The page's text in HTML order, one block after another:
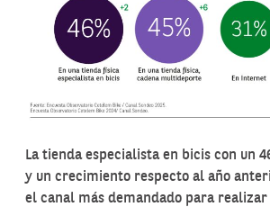
La tienda especialista en bicis con un
y un crecimiento respecto al año
el canal más demandado para